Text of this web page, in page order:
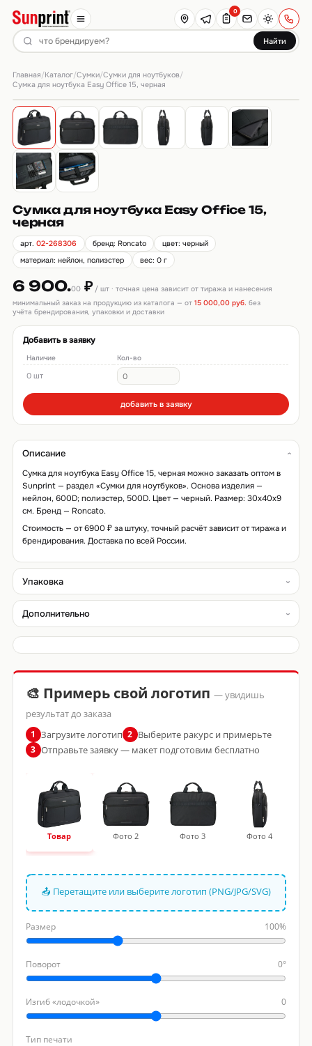
Найти
0
Главная/Каталог/Сумки/Сумки для ноутбуков/
Сумка для ноутбука Easy Office 15, черная
Сумка для ноутбука Easy Office 15,
черная
арт.02-268306 бренд: Roncato
цвет: черный
материал: нейлон, полиэстер
вес: 0 г
6 900.00₽/ шт · точная цена зависит от тиража и нанесения
минимальный заказ на продукцию из каталога — от 15 000,00 руб. без
учёта брендирования, упаковки и доставки
Добавить в заявку
Наличие Кол-во
0 шт
добавить в заявку
Описание
Сумка для ноутбука Easy Office 15, черная можно заказать оптом в
Sunprint — раздел «Сумки для ноутбуков». Основа изделия —
нейлон, 600D; полиэстер, 500D. Цвет — черный. Размер: 30x40x9
см. Бренд — Roncato.
Стоимость — от 6900 ₽ за штуку, точный расчёт зависит от тиража и
брендирования. Доставка по всей России.
Упаковка
Дополнительно
🎨 Примерь свой логотип — увидишь
результат до заказа
1 Загрузите логотип 2 Выберите ракурс и примерьте
3 Отправьте заявку — макет подготовим бесплатно
Товар Фото 2 Фото 3 Фото 4
📤 Перетащите или выберите логотип (PNG/JPG/SVG)
Размер 100%
Поворот 0°
Изгиб «лодочкой» 0
Тип печати